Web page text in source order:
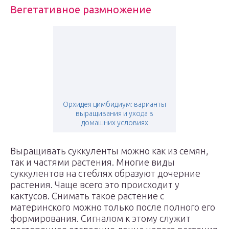
Вегетативное размножение
Орхидея цимбидиум: варианты
выращивания и ухода в
домашних условиях
Выращивать суккуленты можно как из семян,
так и частями растения. Многие виды
суккулентов на стеблях образуют дочерние
растения. Чаще всего это происходит у
кактусов. Снимать такое растение с
материнского можно только после полного его
формирования. Сигналом к этому служит